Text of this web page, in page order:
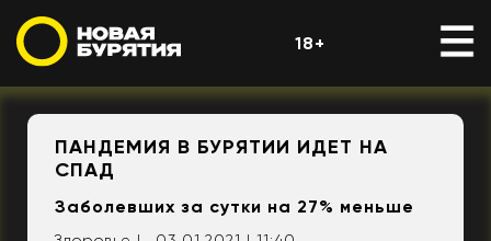
18+
ПАНДЕМИЯ В БУРЯТИИ ИДЕТ НА
СПАД
Заболевших за сутки на 27% меньше